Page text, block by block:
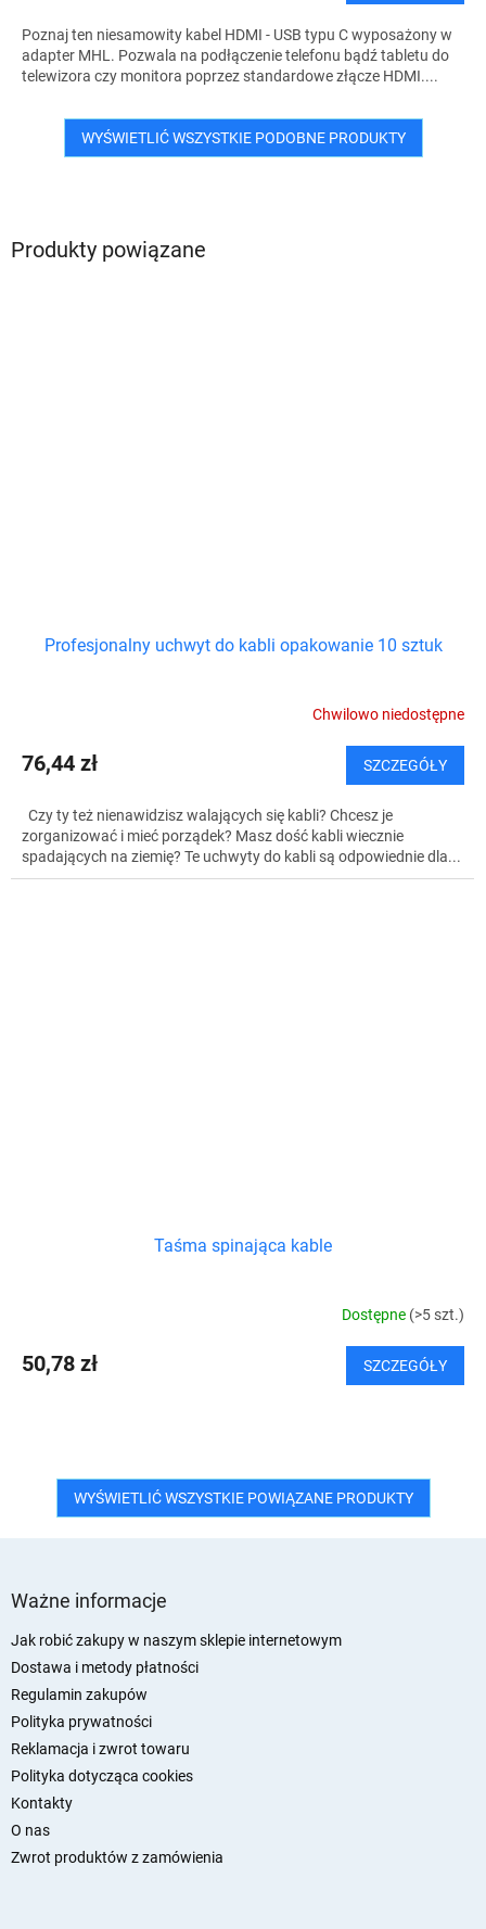
Produkty powiązane
Profesjonalny uchwyt do kabli opakowanie 10 sztuk
Chwilowo niedostępne
76,44 zł SZCZEGÓŁY
Czy ty też nienawidzisz walających się kabli? Chcesz je
zorganizować i mieć porządek? Masz dość kabli wiecznie
spadających na ziemię? Te uchwyty do kabli są odpowiednie dla...
Taśma spinająca kable
Dostępne (>5 szt.)
50,78 zł SZCZEGÓŁY
WYŚWIETLIĆ WSZYSTKIE POWIĄZANE PRODUKTY
Poznaj ten niesamowity kabel HDMI - USB typu C wyposażony w
adapter MHL. Pozwala na podłączenie telefonu bądź tabletu do
telewizora czy monitora poprzez standardowe złącze HDMI....
WYŚWIETLIĆ WSZYSTKIE PODOBNE PRODUKTY
Ważne informacje
Jak robić zakupy w naszym sklepie internetowym
Dostawa i metody płatności
Regulamin zakupów
Polityka prywatności
Reklamacja i zwrot towaru
Polityka dotycząca cookies
Kontakty
O nas
Zwrot produktów z zamówienia